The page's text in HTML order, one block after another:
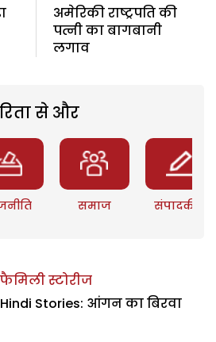
अमेरिकी राष्ट्रपति की
पत्नी का बागबानी
लगाव
से और
समाज संपादकीय
फैमिली स्टोरीज
Hindi Stories: आंगन का बिरवा